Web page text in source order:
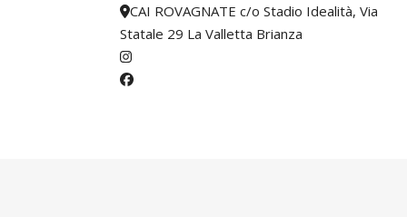
CAI ROVAGNATE c/o Stadio Idealità, Via
Statale 29 La Valletta Brianza